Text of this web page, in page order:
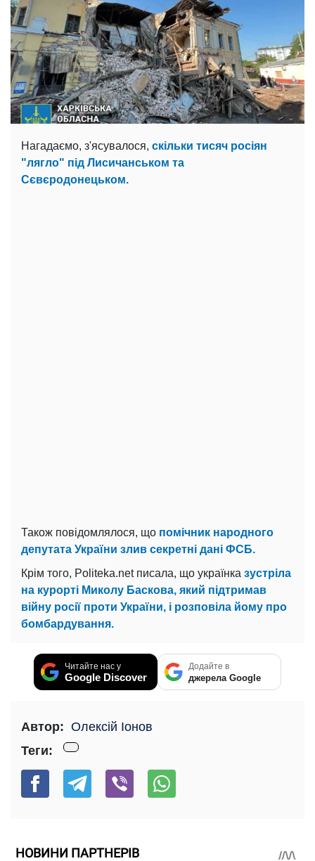
Нагадаємо, з'ясувалося, скільки тисяч росіян
"лягло" під Лисичанськом та
Сєвєродонецьком.
Також повідомлялося, що помічник народного
депутата України злив секретні дані ФСБ.
Крім того, Politeka.net писала, що українка зустріла
на курорті Миколу Баскова, який підтримав
війну росії проти України, і розповіла йому про
бомбардування.
Читайте нас у
Google Discover
Додайте в
джерела Google
Автор: Олексій Іонов
Теги:
НОВИНИ ПАРТНЕРІВ